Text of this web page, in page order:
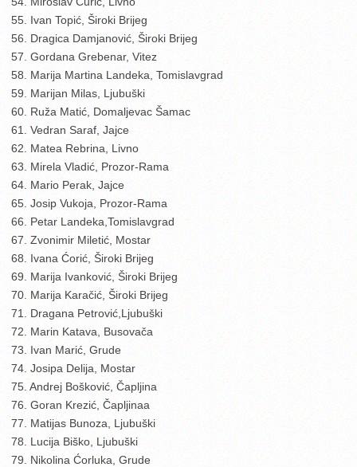
55. Ivan Topić, Široki Brijeg
56. Dragica Damjanović, Široki Brijeg
57. Gordana Grebenar, Vitez
58. Marija Martina Landeka, Tomislavgrad
59. Marijan Milas, Ljubuški
60. Ruža Matić, Domaljevac Šamac
61. Vedran Saraf, Jajce
62. Matea Rebrina, Livno
63. Mirela Vladić, Prozor-Rama
64. Mario Perak, Jajce
65. Josip Vukoja, Prozor-Rama
66. Petar Landeka,Tomislavgrad
67. Zvonimir Miletić, Mostar
68. Ivana Ćorić, Široki Brijeg
69. Marija Ivanković, Široki Brijeg
70. Marija Karačić, Široki Brijeg
71. Dragana Petrović,Ljubuški
72. Marin Katava, Busovača
73. Ivan Marić, Grude
74. Josipa Delija, Mostar
75. Andrej Bošković, Čapljina
76. Goran Krezić, Čapljinaa
77. Matijas Bunoza, Ljubuški
78. Lucija Biško, Ljubuški
79. Nikolina Ćorluka, Grude